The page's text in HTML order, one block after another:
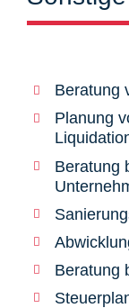
Beratung
Planung
Beratung
Beratung